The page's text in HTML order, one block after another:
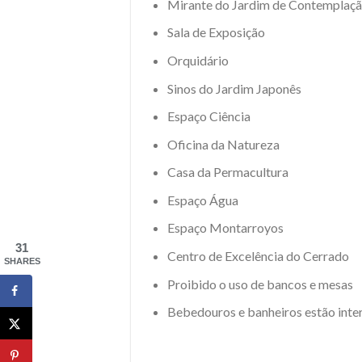
Mirante do Jardim de
Sala de Exposição
Orquidário
Sinos do Jardim Japonês
Espaço Ciência
Oficina da Natureza
Casa da Permacultura
Espaço Água
Espaço Montarroyos
Centro de Excelência do Cerrado
Proibido o uso de bancos e mesas
Bebedouros e banheiros estão
31
SHARES